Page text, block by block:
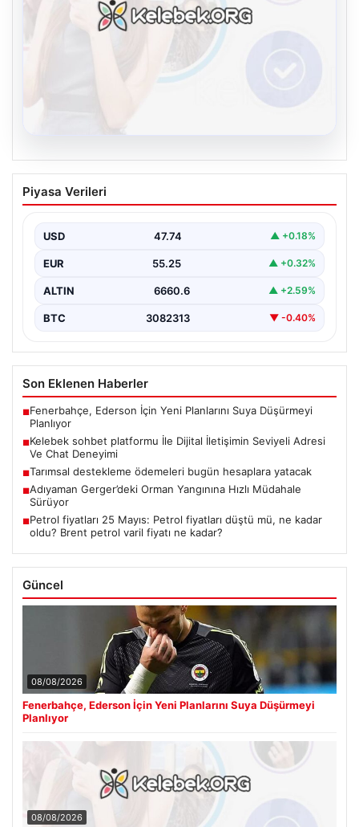
Kelebek sohbet platformu İle Dijital
İletişimin Seviyeli Adresi Ve Chat
İnternet dünyasında kullanıcıların güvenli bir şekilde
Günümüzde…
Piyasa Verileri
USD 47.74 ▲ +0.18%
EUR 55.25 ▲ +0.32%
ALTIN 6660.6 ▲ +2.59%
BTC 3082313 ▼ -0.40%
Son Eklenen Haberler
■Fenerbahçe, Ederson İçin Yeni Planlarını Suya Düşürmeyi
Planlıyor
■Kelebek sohbet platformu İle Dijital İletişimin Seviyeli Adresi
Ve Chat Deneyimi
■Tarımsal destekleme ödemeleri bugün hesaplara yatacak
■Adıyaman Gerger’deki Orman Yangınına Hızlı Müdahale
Sürüyor
■Petrol fiyatları 25 Mayıs: Petrol fiyatları düştü mü, ne kadar
oldu? Brent petrol varil fiyatı ne kadar?
Güncel
08/08/2026
Fenerbahçe, Ederson İçin Yeni Planlarını Suya Düşürmeyi
Planlıyor
08/08/2026